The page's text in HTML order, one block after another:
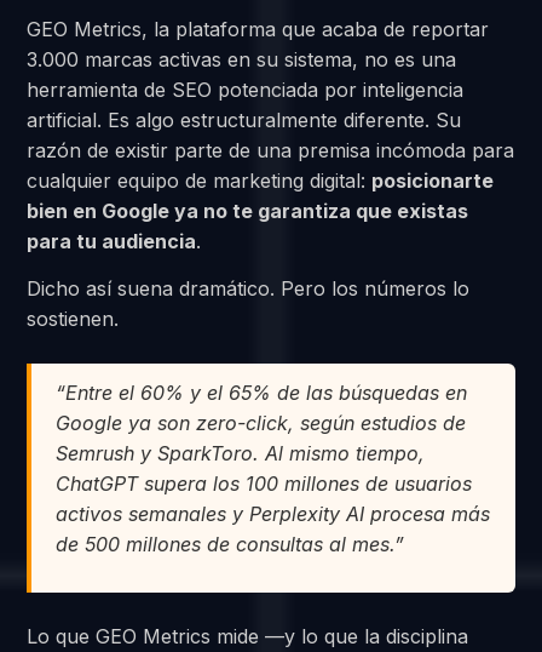
GEO Metrics, la plataforma que acaba de reportar
3.000 marcas activas en su sistema, no es una
herramienta de SEO potenciada por inteligencia
artificial. Es algo estructuralmente diferente. Su
razón de existir parte de una premisa incómoda para
cualquier equipo de marketing digital: posicionarte
bien en Google ya no te garantiza que existas
para tu audiencia.
Dicho así suena dramático. Pero los números lo
sostienen.
“Entre el 60% y el 65% de las búsquedas en
Google ya son zero-click, según estudios de
Semrush y SparkToro. Al mismo tiempo,
ChatGPT supera los 100 millones de usuarios
activos semanales y Perplexity AI procesa más
de 500 millones de consultas al mes.”
Lo que GEO Metrics mide —y lo que la disciplina